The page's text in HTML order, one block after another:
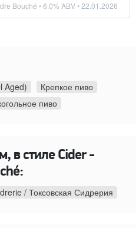
Bouché • 6.0% ABV •22.01.2026
Aged)
Крепкое пиво
пиво
в стиле Cider -
/ Токсовская Сидрерия